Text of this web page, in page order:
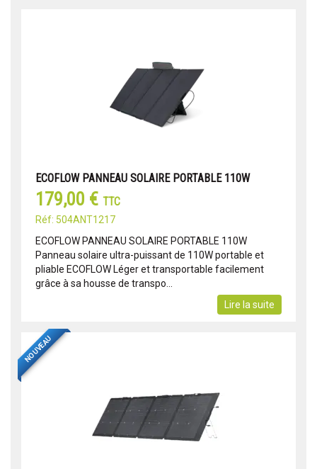
ECOFLOW PANNEAU SOLAIRE PORTABLE 110W
179,00 € TTC
Réf: 504ANT1217
ECOFLOW PANNEAU SOLAIRE PORTABLE 110W
Panneau solaire ultra-puissant de 110W portable et
pliable ECOFLOW Léger et transportable facilement
grâce à sa housse de transpo...
Lire la suite
NOUVEAU